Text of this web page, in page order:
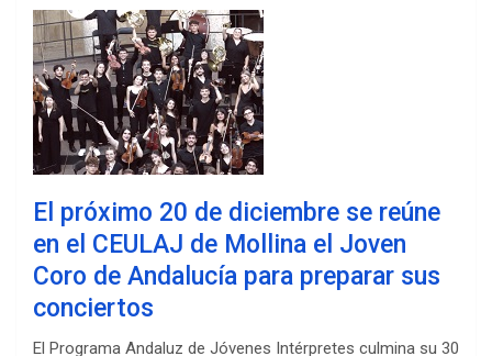
El próximo 20 de diciembre se reúne
en el CEULAJ de Mollina el Joven
Coro de Andalucía para preparar sus
conciertos
El Programa Andaluz de Jóvenes Intérpretes culmina su 30